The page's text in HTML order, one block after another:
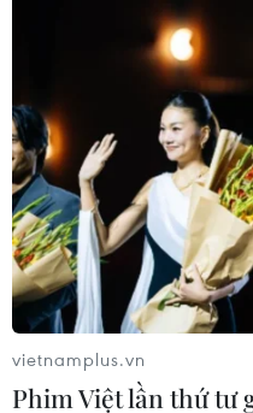
cũng đang thúc đẩy
tập trung vào an ninh
Phần lớn công nghệ
là công nghệ lưỡng
Do đó, vào tháng 3/
Bình đã nâng cấp
quân sự và dân sự
từng bước tạo ra
trường xung quanh
Từ trước đến nay,
vietnamplus.vn
Phim Việt lần thứ tư